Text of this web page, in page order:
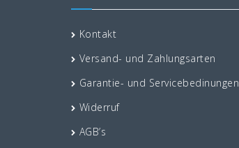
Kontakt
Versand- und Zahlungsarten
Garantie- und Servicebedinungen
Widerruf
AGB’s